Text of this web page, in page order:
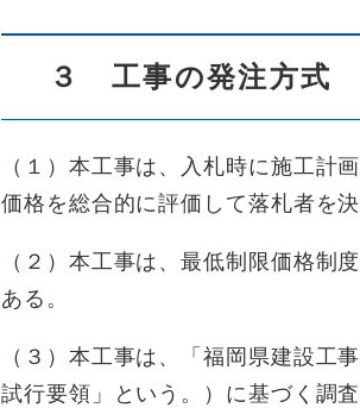
３ 工事の発注方式
（１）本工事は、入札時に施工計
価格を総合的に評価して落札者を
（２）本工事は、最低制限価格制
ある。
（３）本工事は、「福岡県建設工
試行要領」という。）に基づく調